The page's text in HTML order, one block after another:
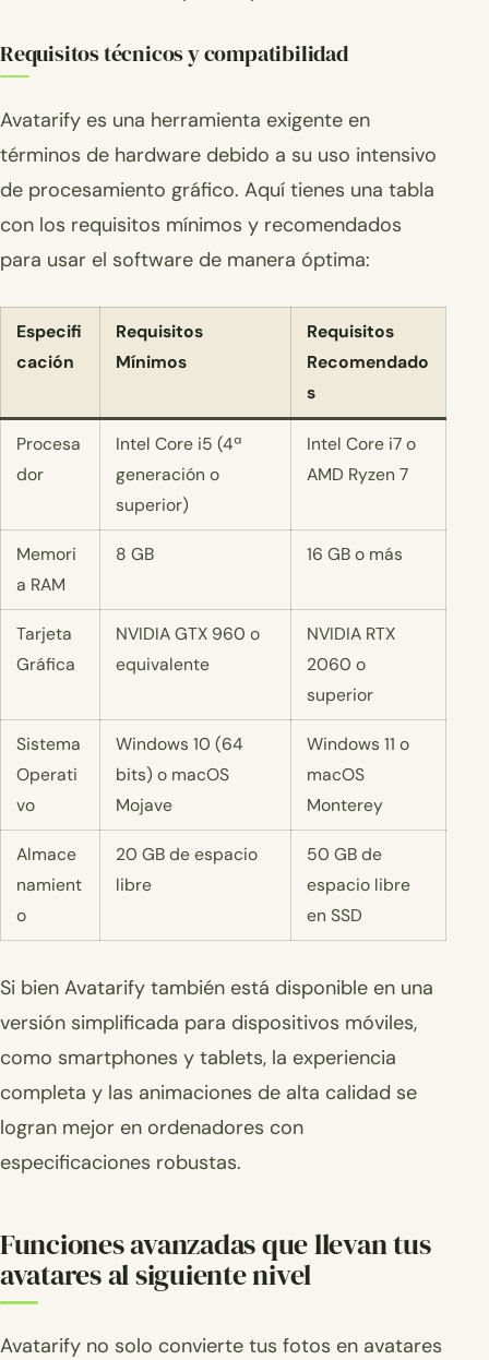
Requisitos técnicos y compatibilidad
Avatarify es una herramienta exigente en
términos de hardware debido a su uso intensivo
de procesamiento gráfico. Aquí tienes una tabla
con los requisitos mínimos y recomendados
para usar el software de manera óptima:
Especifi
cación
Requisitos
Mínimos
Requisitos
Recomendado
s
Procesa
dor
Intel Core i5 (4ª
generación o
superior)
Intel Core i7 o
AMD Ryzen 7
Memori
a RAM
8 GB 16 GB o más
Tarjeta
Gráfica
NVIDIA GTX 960 o
equivalente
NVIDIA RTX
2060 o
superior
Sistema
Operati
vo
Windows 10 (64
bits) o macOS
Mojave
Windows 11 o
macOS
Monterey
Almace
namient
o
20 GB de espacio
libre
50 GB de
espacio libre
en SSD
Si bien Avatarify también está disponible en una
versión simplificada para dispositivos móviles,
como smartphones y tablets, la experiencia
completa y las animaciones de alta calidad se
logran mejor en ordenadores con
especificaciones robustas.
Funciones avanzadas que llevan tus
avatares al siguiente nivel
Avatarify no solo convierte tus fotos en avatares